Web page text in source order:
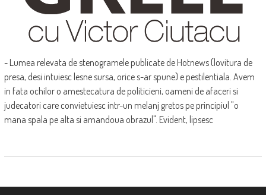
- Lumea relevata de stenogramele publicate de Hotnews (lovitura de
presa, desi intuiesc lesne sursa, orice s-ar spune) e pestilentiala. Avem
in fata ochilor o amestecatura de politicieni, oameni de afaceri si
judecatori care convietuiesc intr-un melanj gretos pe principiul "o
mana spala pe alta si amandoua obrazul". Evident, lipsesc